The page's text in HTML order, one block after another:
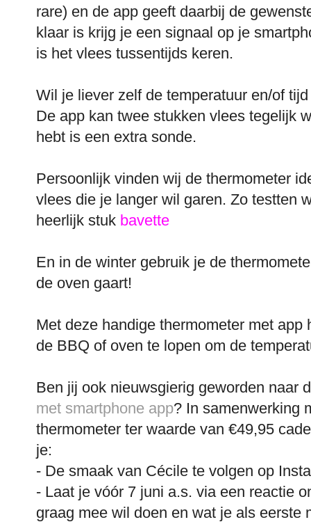
rare) en de app geeft daarbij de
klaar is krijg je een signaal op je
is het vlees tussentijds keren.
Wil je liever zelf de temperatuur en/of
De app kan twee stukken vlees tegelijk
hebt is een extra sonde.
Persoonlijk vinden wij de thermometer
vlees die je langer wil garen. Zo testten
heerlijk stuk bavette
En in de winter gebruik je de
de oven gaart!
Met deze handige thermometer met
de BBQ of oven te lopen om de
Ben jij ook nieuwsgierig geworden naar
met smartphone app? In samenwerking
thermometer ter waarde van €49,95
je:
- De smaak van Cécile te volgen op
- Laat je vóór 7 juni a.s. via een reactie
graag mee wil doen en wat je als eerste